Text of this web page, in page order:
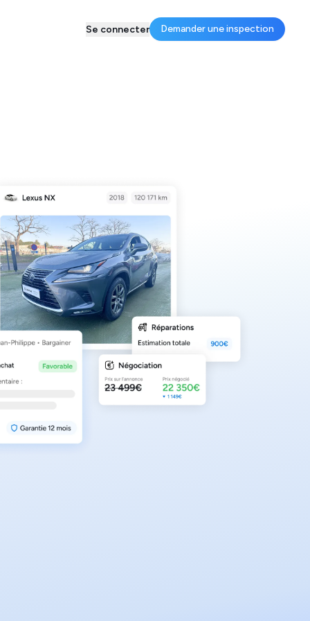
Se connecter Demander une inspection